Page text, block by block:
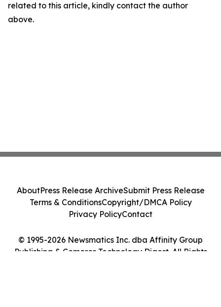
related to this article, kindly contact the author
above.
© 1995-2026 Newsmatics Inc. dba Affinity Group
Publishing & Comoros Technology Digest. All Rights
AboutPress Release ArchiveSubmit Press Release
Terms & ConditionsCopyright/DMCA Policy
Privacy PolicyContact